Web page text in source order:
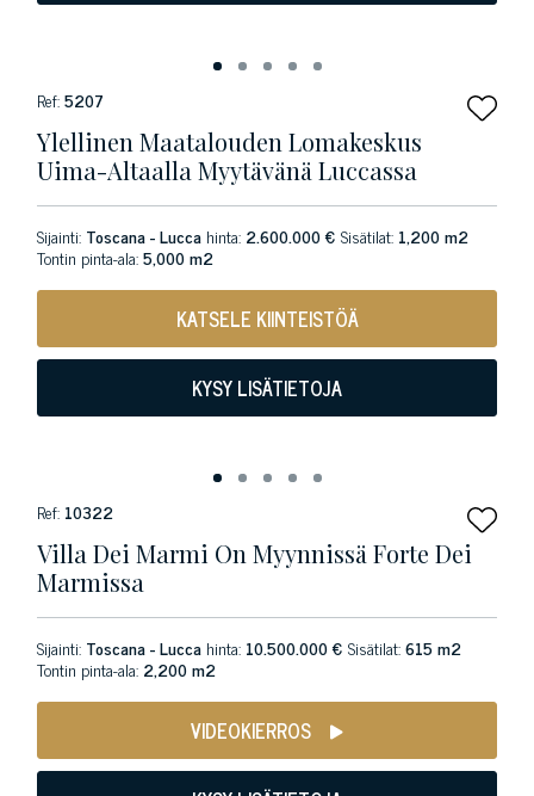
Ref:5207
Ylellinen Maatalouden Lomakeskus
Uima-Altaalla Myytävänä Luccassa
Sijainti: Toscana - Lucca hinta: 2.600.000 € Sisätilat: 1,200 m2
Tontin pinta-ala:5,000 m2
KATSELE KIINTEISTÖÄ
KYSY LISÄTIETOJA
Ref: 10322
Villa Dei Marmi On Myynnissä Forte Dei
Marmissa
Sijainti: Toscana - Lucca hinta: 10.500.000 € Sisätilat:615 m2
Tontin pinta-ala: 2,200 m2
VIDEOKIERROS